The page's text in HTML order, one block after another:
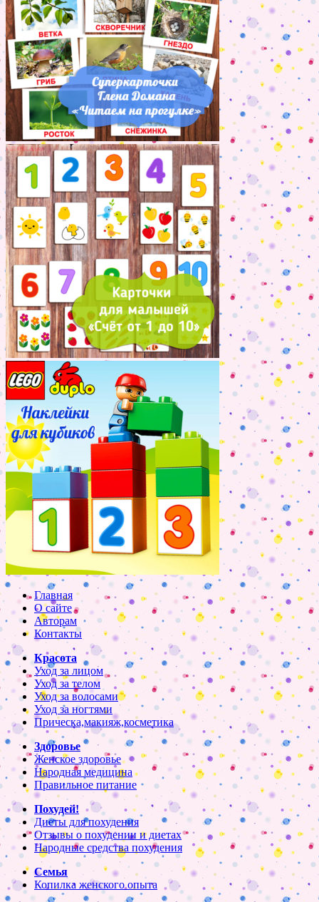
Главная
О сайте
Авторам
Контакты
Красота
Уход за лицом
Уход за телом
Уход за волосами
Уход за ногтями
Прическа,макияж,косметика
Здоровье
Женское здоровье
Народная медицина
Правильное питание
Похудей!
Диеты для похудения
Отзывы о похудении и диетах
Народные средства похудения
Семья
Копилка женского опыта